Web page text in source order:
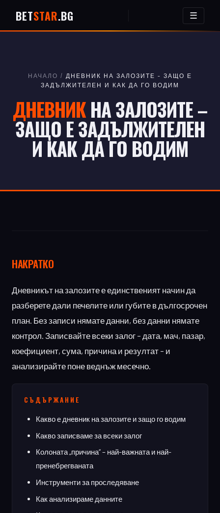
BETSTAR.BG ☰
НАЧАЛО / ДНЕВНИК НА ЗАЛОЗИТЕ – ЗАЩО Е
ЗАДЪЛЖИТЕЛЕН И КАК ДА ГО ВОДИМ
ДНЕВНИКНА ЗАЛОЗИТЕ –
ЗАЩО Е ЗАДЪЛЖИТЕЛЕН
И КАК ДА ГО ВОДИМ
НАКРАТКО
Дневникът на залозите е единственият начин да
разберете дали печелите или губите в дългосрочен
план. Без записи нямате данни, без данни нямате
контрол. Записвайте всеки залог – дата, мач, пазар,
коефициент, сума, причина и резултат – и
анализирайте поне веднъж месечно.
СЪДЪРЖАНИЕ
Какво е дневник на залозите и защо го водим
Какво записваме за всеки залог
Колоната „причина“ – най-важната и най-
пренебрегваната
Инструменти за проследяване
Как анализираме данните